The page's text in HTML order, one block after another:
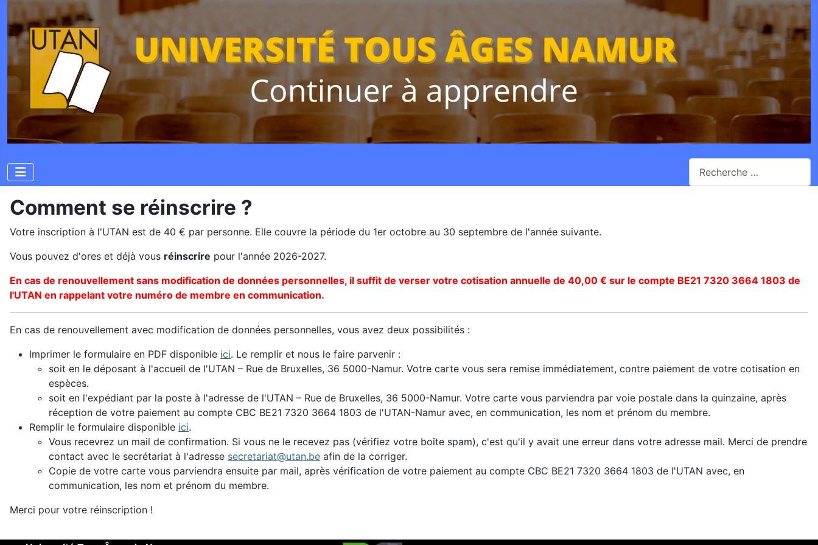
Comment se réinscrire ?
Votre inscription à l'UTAN est de 40 € par personne. Elle couvre la période du 1er octobre au 30 septembre de l'année suivante.
Vous pouvez d'ores et déjà vous réinscrire pour l'année 2026-2027.
En cas de renouvellement sans modification de données personnelles, il suffit de verser votre cotisation annuelle de 40,00 € sur le compte BE21 7320 3664 1803 de
l'UTAN en rappelant votre numéro de membre en communication.
En cas de renouvellement avec modification de données personnelles, vous avez deux possibilités :
Imprimer le formulaire en PDF disponible ici. Le remplir et nous le faire parvenir :
soit en le déposant à l'accueil de l'UTAN – Rue de Bruxelles, 36 5000-Namur. Votre carte vous sera remise immédiatement, contre paiement de votre cotisation en
espèces.
soit en l'expédiant par la poste à l'adresse de l'UTAN – Rue de Bruxelles, 36 5000-Namur. Votre carte vous parviendra par voie postale dans la quinzaine, après
réception de votre paiement au compte CBC BE21 7320 3664 1803 de l'UTAN-Namur avec, en communication, les nom et prénom du membre.
Remplir le formulaire disponible ici.
Vous recevrez un mail de confirmation. Si vous ne le recevez pas (vérifiez votre boîte spam), c'est qu'il y avait une erreur dans votre adresse mail. Merci de prendre
contact avec le secrétariat à l'adresse secretariat@utan.be afin de la corriger.
Copie de votre carte vous parviendra ensuite par mail, après vérification de votre paiement au compte CBC BE21 7320 3664 1803 de l'UTAN avec, en
communication, les nom et prénom du membre.
Merci pour votre réinscription !